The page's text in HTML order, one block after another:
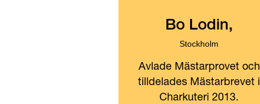
Bo Lodin,
Stockholm
Avlade Mästarprovet och
tilldelades Mästarbrevet i
Charkuteri 2013.